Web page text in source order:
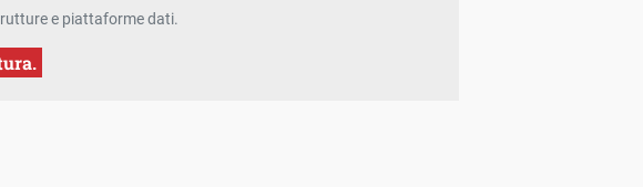
e piattaforme dati.